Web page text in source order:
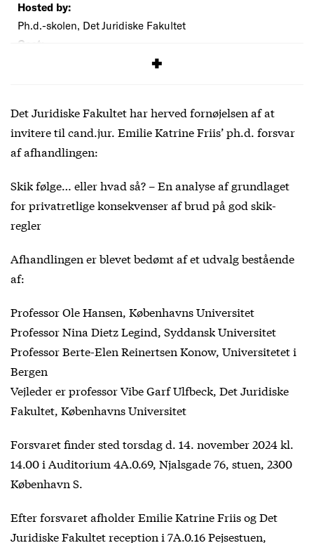
Hosted by:
Ph.d.-skolen, Det Juridiske Fakultet
Cost:
Det Juridiske Fakultet har herved fornøjelsen af at
invitere til cand.jur. Emilie Katrine Friis’ ph.d. forsvar
af afhandlingen:
Skik følge… eller hvad så? – En analyse af grundlaget
for privatretlige konsekvenser af brud på god skik-
regler
Afhandlingen er blevet bedømt af et udvalg bestående
af:
Professor Ole Hansen, Københavns Universitet
Professor Nina Dietz Legind, Syddansk Universitet
Professor Berte-Elen Reinertsen Konow, Universitetet i
Bergen
Vejleder er professor Vibe Garf Ulfbeck, Det Juridiske
Fakultet, Københavns Universitet
Forsvaret finder sted torsdag d. 14. november 2024 kl.
14.00 i Auditorium 4A.0.69, Njalsgade 76, stuen, 2300
København S.
Efter forsvaret afholder Emilie Katrine Friis og Det
Juridiske Fakultet reception i 7A.0.16 Pejsestuen,